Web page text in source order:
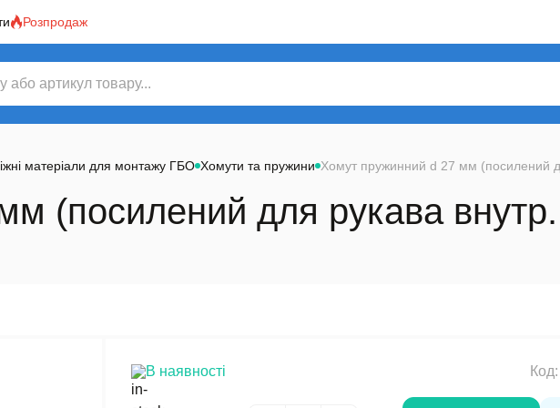
Розпродаж
матеріали для монтажу ГБО Хомути та пружини Хомут пружинний d 27 мм (посилений
(посилений для рукава
В наявності Код: